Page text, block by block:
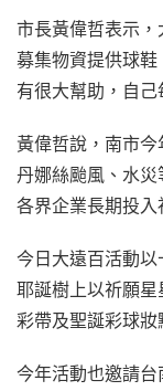
市長黃偉哲表示
募集物資提供球
有很大幫助，自己
黃偉哲說，南市今
丹娜絲颱風、水
各界企業長期投入
今日大遠百活動以
耶誕樹上以祈願
彩帶及聖誕彩球妝
今年活動也邀請